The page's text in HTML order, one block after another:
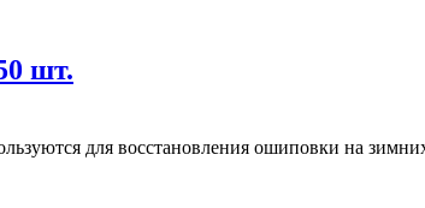
шт.
для восстановления ошиповки на